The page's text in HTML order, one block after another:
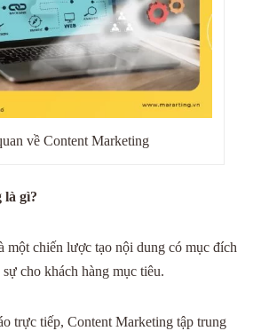
về Content Marketing
là gì?
một chiến lược tạo nội dung có mục đích
cho khách hàng mục tiêu.
trực tiếp, Content Marketing tập trung